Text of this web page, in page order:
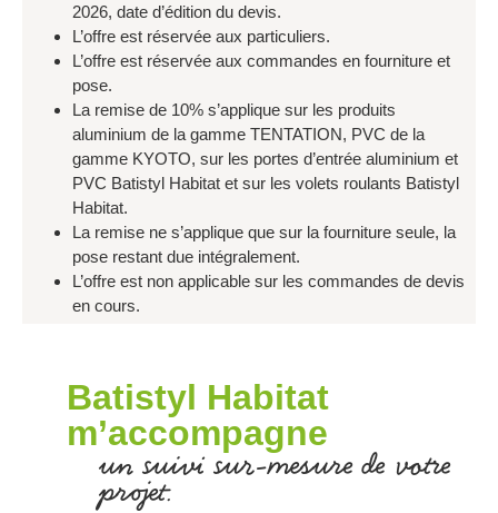
2026, date d’édition du devis.
L’offre est réservée aux particuliers.
L’offre est réservée aux commandes en fourniture et
pose.
La remise de 10% s’applique sur les produits
aluminium de la gamme TENTATION, PVC de la
gamme KYOTO, sur les portes d’entrée aluminium et
PVC Batistyl Habitat et sur les volets roulants Batistyl
Habitat.
La remise ne s’applique que sur la fourniture seule, la
pose restant due intégralement.
L’offre est non applicable sur les commandes de devis
en cours.
Batistyl Habitat
m’accompagne
un suivi sur-mesure de votre
projet.